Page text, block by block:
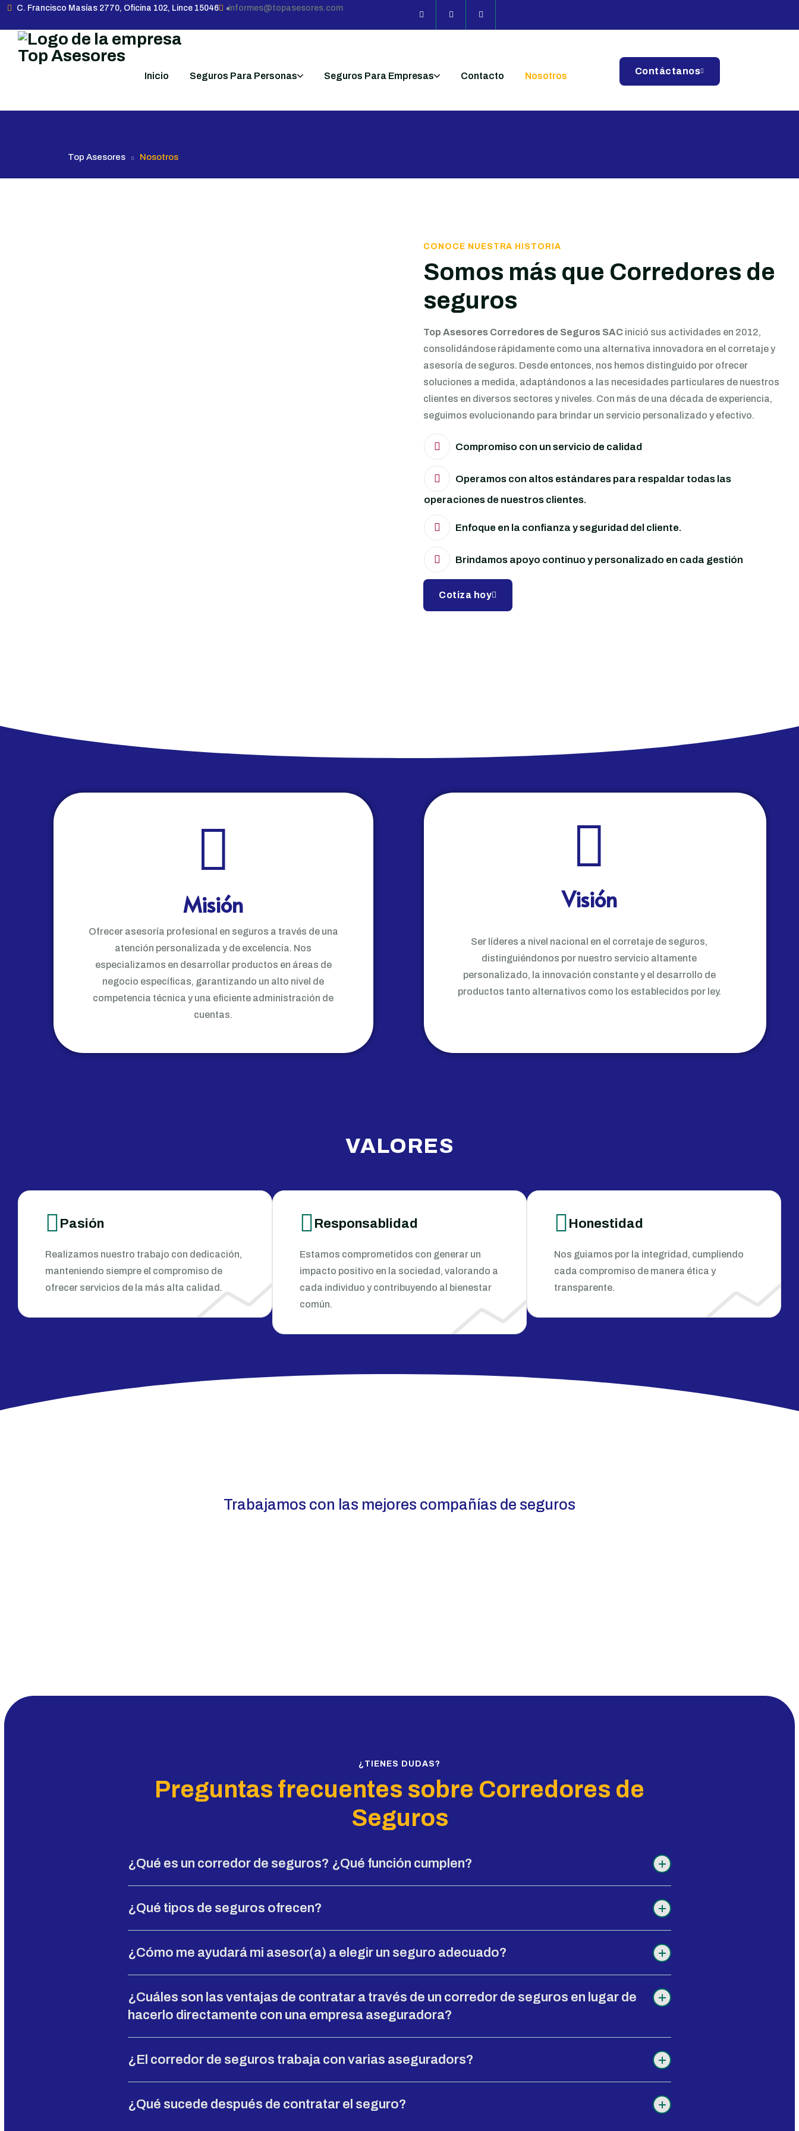
C. Francisco Masías 2770, Oficina 102, Lince 15046 informes@topasesores.com
Inicio Seguros Para Personas Seguros Para Empresas Contacto Nosotros Contáctanos
Top Asesores Nosotros
CONOCE NUESTRA HISTORIA
Somos más que Corredores de
seguros
Top Asesores Corredores de Seguros SAC inició sus actividades en 2012,
consolidándose rápidamente como una alternativa innovadora en el corretaje y
asesoría de seguros. Desde entonces, nos hemos distinguido por ofrecer
soluciones a medida, adaptándonos a las necesidades particulares de nuestros
clientes en diversos sectores y niveles. Con más de una década de experiencia,
seguimos evolucionando para brindar un servicio personalizado y efectivo.
Compromiso con un servicio de calidad
Operamos con altos estándares para respaldar todas las
operaciones de nuestros clientes.
Enfoque en la confianza y seguridad del cliente.
Brindamos apoyo continuo y personalizado en cada gestión
Cotiza hoy
Misión
Ofrecer asesoría profesional en seguros a través de una
atención personalizada y de excelencia. Nos
especializamos en desarrollar productos en áreas de
negocio específicas, garantizando un alto nivel de
competencia técnica y una eficiente administración de
cuentas.
Visión
Ser líderes a nivel nacional en el corretaje de seguros,
distinguiéndonos por nuestro servicio altamente
personalizado, la innovación constante y el desarrollo de
productos tanto alternativos como los establecidos por ley.
VALORES
Pasión
Realizamos nuestro trabajo con dedicación,
manteniendo siempre el compromiso de
ofrecer servicios de la más alta calidad.​
Responsablidad
Estamos comprometidos con generar un
impacto positivo en la sociedad, valorando a
cada individuo y contribuyendo al bienestar
común.​
Honestidad
Nos guiamos por la integridad, cumpliendo
cada compromiso de manera ética y
transparente.​
Trabajamos con las mejores compañías de seguros
¿TIENES DUDAS?
Preguntas frecuentes sobre Corredores de
Seguros
¿Qué es un corredor de seguros? ¿Qué función cumplen?
¿Qué tipos de seguros ofrecen?
¿Cómo me ayudará mi asesor(a) a elegir un seguro adecuado?
¿Cuáles son las ventajas de contratar a través de un corredor de seguros en lugar de
hacerlo directamente con una empresa aseguradora?
¿El corredor de seguros trabaja con varias aseguradors?
¿Qué sucede después de contratar el seguro?